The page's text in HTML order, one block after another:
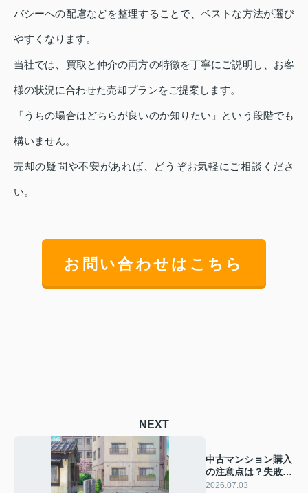
バシーへの配慮などを整理することで、ベストな方法が選び
やすくなります。
当社では、買取と仲介の両方の特徴を丁寧にご説明し、お客
様の状況に合わせた売却プランをご提案します。
「うちの場合はどちらが良いのか知りたい」という段階でも
構いません。
売却の疑問や不安があれば、どうぞお気軽にご相談くださ
い。
お問い合わせはこちら
NEXT
中古マンション購入
の注意点は？失敗し
ない選び方と購入時
2026.07.03